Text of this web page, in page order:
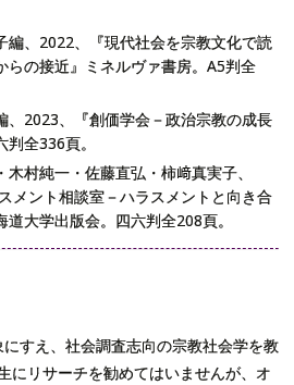
編、2022、『現代社会を宗教文化で読
らの接近』ミネルヴァ書房。A5判全
、2023、『創価学会－政治宗教の成長
全336頁。
村純一・佐藤直弘・柿﨑真実子、
メント相談室－ハラスメントと向き合
大学出版会。四六判全208頁。
すえ、社会調査志向の宗教社会学を教
にリサーチを勧めてはいませんが、オ